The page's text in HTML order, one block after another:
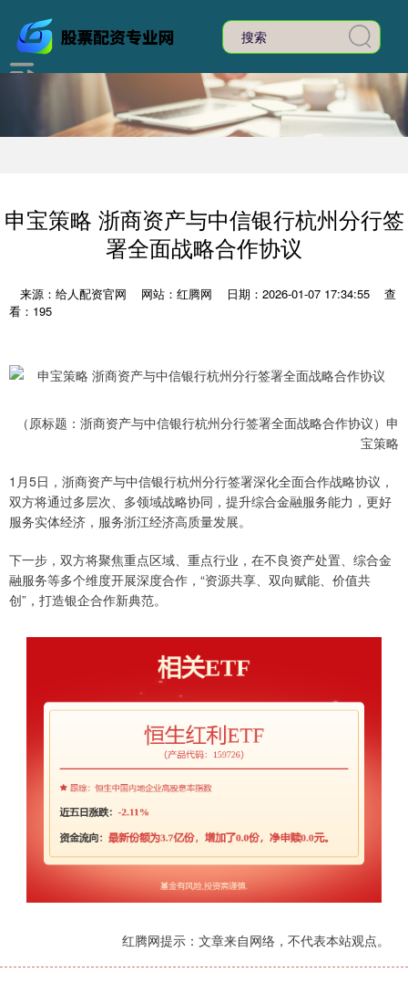
申宝策略 浙商资产与中信银行杭州分行签
署全面战略合作协议
来源：给人配资官网 网站：红腾网 日期：2026-01-07 17:34:55
查
看：195
（原标题：浙商资产与中信银行杭州分行签署全面战略合作协议）申
宝策略
1月5日，浙商资产与中信银行杭州分行签署深化全面合作战略协议，
双方将通过多层次、多领域战略协同，提升综合金融服务能力，更好
服务实体经济，服务浙江经济高质量发展。
下一步，双方将聚焦重点区域、重点行业，在不良资产处置、综合金
融服务等多个维度开展深度合作，“资源共享、双向赋能、价值共
创”，打造银企合作新典范。
红腾网提示：文章来自网络，不代表本站观点。